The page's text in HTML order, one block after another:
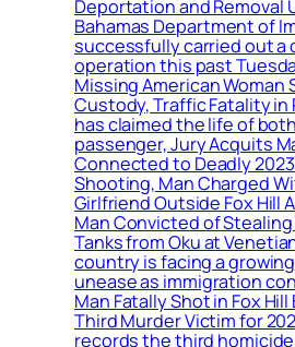
Deportation and Removal
Bahamas Department of
successfully carried out a
operation this past
Missing American Woman
Custody, Traffic Fatality in
has claimed the life of
passenger, Jury Acquits
Connected to Deadly
Shooting, Man Charged
Girlfriend Outside Fox Hill
Man Convicted of Stealing
Tanks from Oku at
country is facing a
unease as immigration
Man Fatally Shot in Fox
Third Murder Victim for
records the third